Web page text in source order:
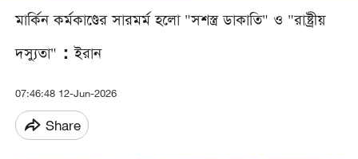
মার্কিন কর্মকাণ্ডের সারমর্ম হলো "সশস্ত্র ডাকাতি" ও "রাষ্ট্রীয়
দস্যুতা"：ইরান
07:46:48 12-Jun-2026
Share